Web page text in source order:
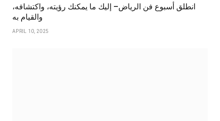
انطلق أسبوع فن الرياض– إليك ما يمكنك رؤيته، واكتشافه،
والقيام به
APRIL 10, 2025